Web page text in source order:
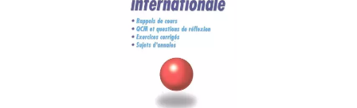
Activez les notifications dans votre compte pour être alerté dès
qu'il est en stock.
Créer une alerte